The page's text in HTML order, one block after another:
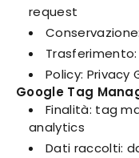
request
Policy: Privacy
Google Tag
Finalità: tag
analytics
Dati raccolti: